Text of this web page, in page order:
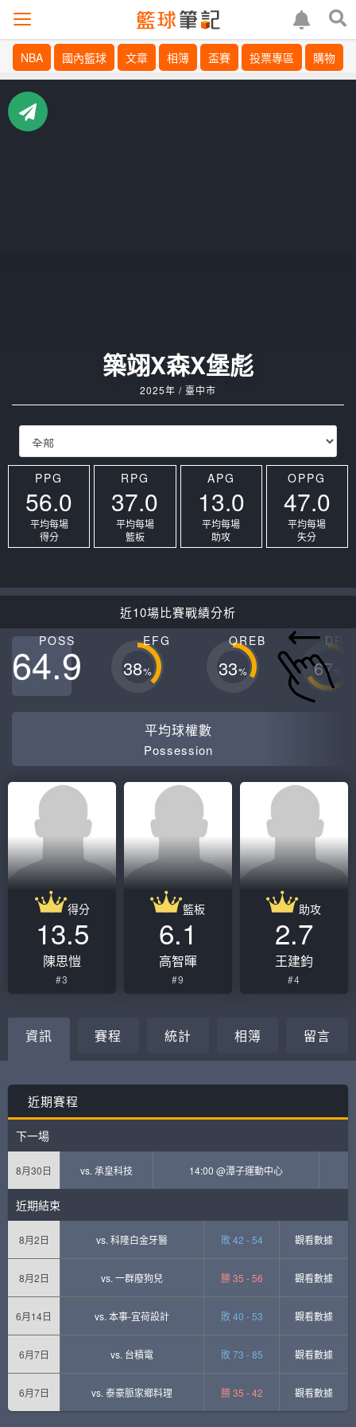
NBA 國內籃球 文章 相簿 盃賽 投票專區 購物
築翊X森X堡彪
2025年 / 臺中市
PPG
56.0
平均每場
得分
RPG
37.0
平均每場
籃板
APG
13.0
平均每場
助攻
OPPG
47.0
平均每場
失分
近10場比賽戰績分析
POSS
64.9 EFG
38%
OREB
33% 67
平均球權數
Possession
得分
13.5
陳思愷
#3
籃板
6.1
高智暉
#9
助攻
2.7
王建鈞
#4
資訊 賽程 統計 相簿 留言
近期賽程
下一場
8月30日 vs. 承皇科技 14:00 @潭子運動中心
近期結束
8月2日 vs. 科隆白金牙醫 敗 42 - 54 觀看數據
8月2日 vs. 一群廢狗兒 勝 35 - 56 觀看數據
6月14日 vs. 本事-宜荷設計 敗 40 - 53 觀看數據
6月7日 vs. 台積電 敗 73 - 85 觀看數據
6月7日 vs. 泰豪脈家鄉料理 勝 35 - 42 觀看數據